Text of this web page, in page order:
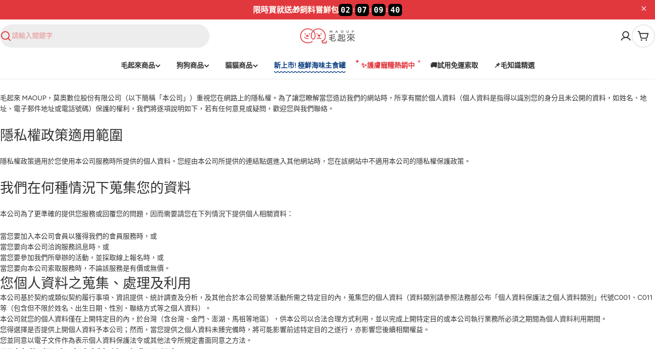
限時買就送🎁飼料嘗鮮包 02 : 07 : 09 : 40
搜
購
毛起來商品 狗狗商品 貓貓商品 新上市! 極鮮海味主食罐 ✨護膚寵糧熱銷中 🚚試用免運索取 📌毛知識精選
毛起來 MAOUP，莫奧數位股份有限公司（以下簡稱「本公司」）重視您在網路上的隱私權。為了讓您瞭解當您造訪我們的網站時，所享有關於個人資料（個人資料是指得以識別您的身分且未公開的資料，如姓名、地
址、電子郵件地址或電話號碼）保護的權利，我們將逐項說明如下，若有任何意見或疑問，歡迎您與我們聯絡。
隱私權政策適用範圍
隱私權政策適用於您使用本公司服務時所提供的個人資料。您經由本公司所提供的連結點選進入其他網站時，您在該網站中不適用本公司的隱私權保護政策。
我們在何種情況下蒐集您的資料
本公司為了更準確的提供您服務或回覆您的問題，因而需要請您在下列情況下提供個人相關資料：
當您要加入本公司會員以獲得我們的會員服務時，或
當您要向本公司洽詢服務訊息時，或
當您要參加我們所舉辦的活動，並採取線上報名時，或
當您要向本公司索取服務時，不論該服務是有價或無價。
您個人資料之蒐集、處理及利用
本公司基於契約或類似契約履行事項、資訊提供、統計調查及分析，及其他合於本公司營業活動所需之特定目的內，蒐集您的個人資料（資料類別請參照法務部公布「個人資料保護法之個人資料類別」代號C001、C011
等（包含但不限於姓名、出生日期、性別、聯絡方式等之個人資料）。
本公司就您的個人資料僅在上開特定目的內，於台灣（含台灣、金門、澎湖、馬祖等地區），供本公司以合法合理方式利用，並以完成上開特定目的或本公司執行業務所必須之期間為個人資料利用期間。
您得選擇是否提供上開個人資料予本公司；然而，當您提供之個人資料未臻完備時，將可能影響前述特定目的之遂行，亦影響您後續相關權益。
您並同意以電子文件作為表示個人資料保護法令或其他法令所規定書面同意之方法。